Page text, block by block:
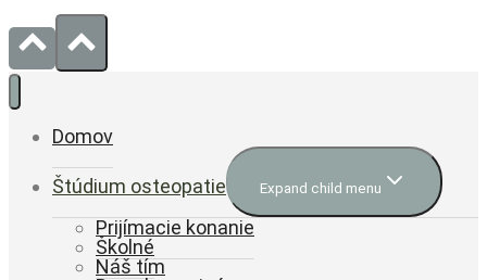
Domov
Štúdium osteopatie Expand child menu
Prijímacie konanie
Školné
Náš tím